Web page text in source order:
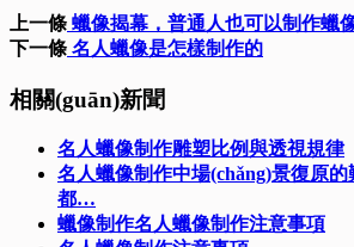
上一條 蠟像揭幕，普通人也可以制作蠟像
下一條 名人蠟像是怎樣制作的
相關(guān)新聞
名人蠟像制作雕塑比例與透視規律
名人蠟像制作中場(chǎng)景復原
都…
蠟像制作名人蠟像制作注意事項